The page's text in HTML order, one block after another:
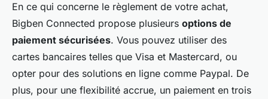
En ce qui concerne le règlement de votre achat,
Bigben Connected propose plusieurs options de
paiement sécurisées. Vous pouvez utiliser des
cartes bancaires telles que Visa et Mastercard, ou
opter pour des solutions en ligne comme Paypal. De
plus, pour une flexibilité accrue, un paiement en trois